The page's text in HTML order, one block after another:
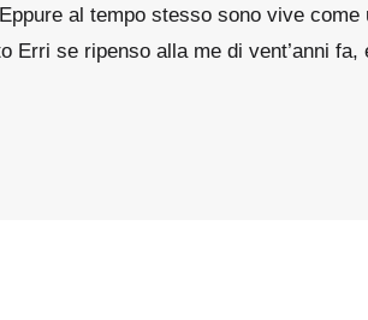
al tempo stesso sono vive
se ripenso alla me di vent’anni